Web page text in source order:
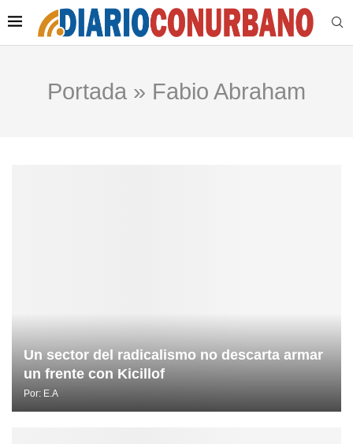
Portada » Fabio Abraham
Un sector del radicalismo no descarta armar
un frente con Kicillof
Por: E.A